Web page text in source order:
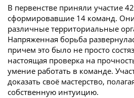
В первенстве приняли участие
сформировавшие 14 команд.
различные территориальные
Напряженная борьба
причем это было не просто
настоящая проверка на
умение работать в команде.
доказать своё мастерство,
собственную интуицию.